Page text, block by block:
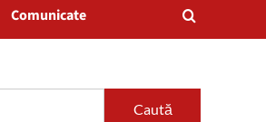
Comunicate